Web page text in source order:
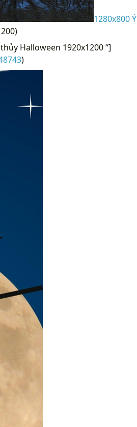
1280x800 Ý
Halloween 1920x1200 “]
)